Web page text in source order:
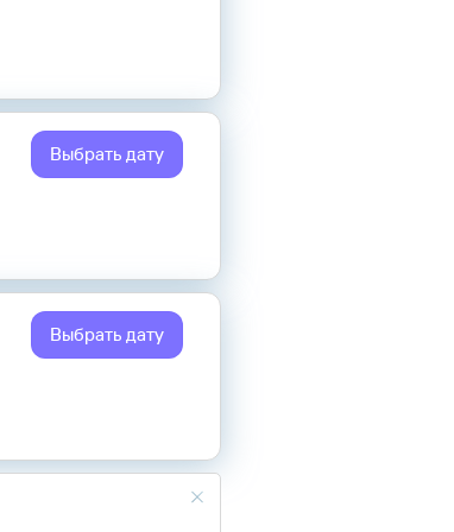
Выбрать дату
Выбрать дату